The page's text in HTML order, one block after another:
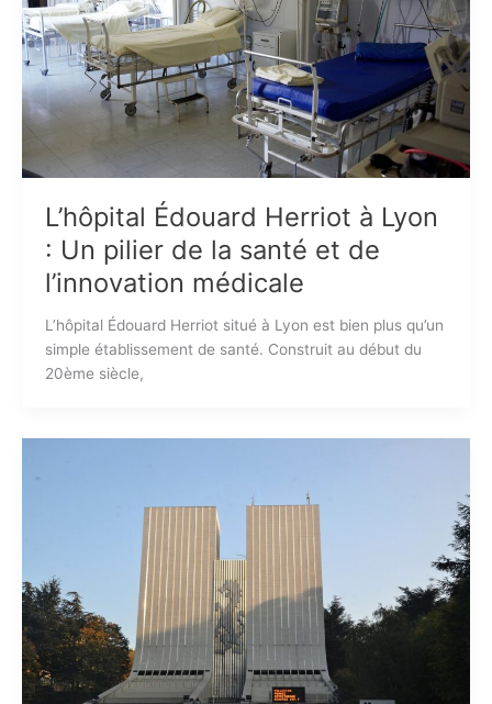
L’hôpital Édouard Herriot à Lyon
: Un pilier de la santé et de
l’innovation médicale
L’hôpital Édouard Herriot situé à Lyon est bien plus qu’un
simple établissement de santé. Construit au début du
20ème siècle,